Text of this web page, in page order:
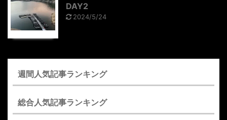
DAY2
2024/5/24
週間人気記事ランキング
総合人気記事ランキング